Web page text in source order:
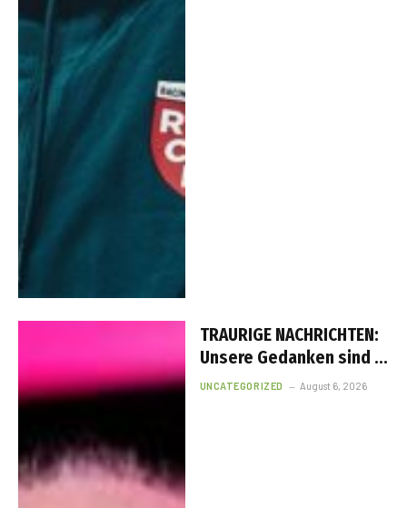
TRAURIGE NACHRICHTEN:
Unsere Gedanken sind in
dieser schweren Zeit bei
UNCATEGORIZED August 6, 2026